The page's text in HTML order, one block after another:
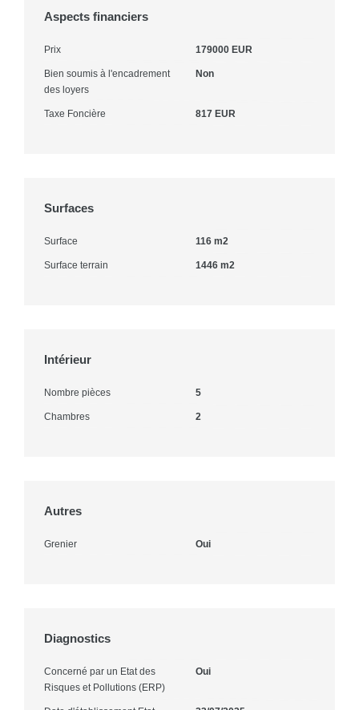
Aspects financiers
Prix 179000 EUR
Bien soumis à l'encadrement
des loyers
Non
Taxe Foncière 817 EUR
Surfaces
Surface 116 m2
Surface terrain 1446 m2
Intérieur
Nombre pièces 5
Chambres 2
Autres
Grenier Oui
Diagnostics
Concerné par un Etat des
Risques et Pollutions (ERP)
Oui